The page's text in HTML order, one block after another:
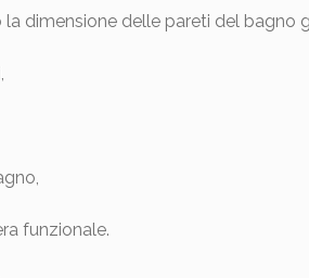
dimensione delle pareti del bagno
funzionale.